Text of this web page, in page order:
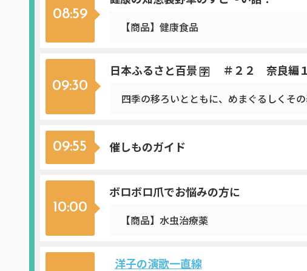
08:59
【商品】健康食品
09:30
日本ふるさと百景 ＃２２ 奈良編
四季の移ろいとともに、めまぐるしくそ
09:55 催しものガイド
10:00
ボロボロ爪でお悩みの方に
【商品】水虫治療薬
洋子の演歌一直線